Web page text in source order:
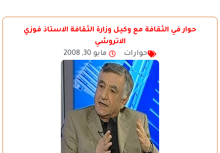
حوار في الثقافة مع وكيل وزارة الثقافة الاستاذ فوزي
الاتروشي
حوارات
مايو 30, 2008